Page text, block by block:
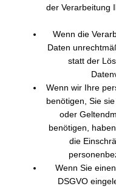
der Verarbeitung
Wenn die
Daten
statt der
Wenn wir Ihre
benötigen, Sie
oder
benötigen,
die
Wenn Sie
DSGVO